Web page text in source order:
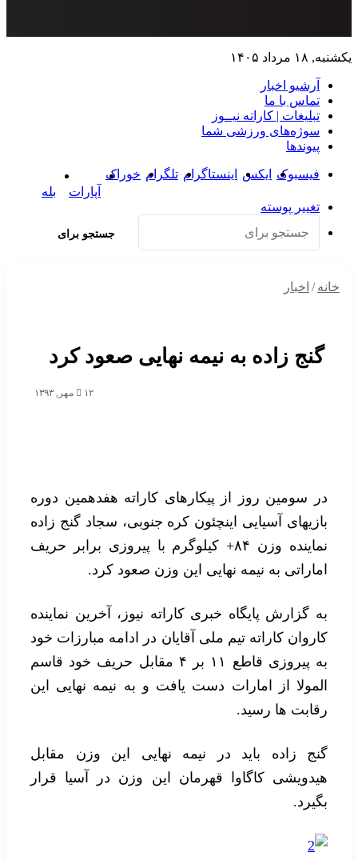
۱۸ مرداد ۱۴۰۵
آرشیو اخبار
تماس‌ با‌ ما
تبلیغات | کاراته نیــوز
سوژه‌های ورزشی شما
پیوندها
فیسبوک ایکس اینستاگرام تلگرام خوراک
آپارات
بله
تغییر پوسته
جستجو برای
خانه/اخبار
گنج زاده به نیمه نهایی صعود کرد
در سومین روز از پیکارهای کاراته هفدهمین دوره
بازیهای آسیایی اینچئون کره جنوبی، سجاد گنج زاده
نماینده وزن ۸۴+ کیلوگرم با پیروزی برابر حریف
اماراتی به نیمه نهایی این وزن صعود کرد.
به گزارش پایگاه خبری کاراته نیوز، آخرین نماینده
کاروان کاراته تیم ملی آقایان در ادامه مبارزات خود
به پیروزی قاطع ۱۱ بر ۴ مقابل حریف خود قاسم
المولا از امارات دست یافت و به نیمه نهایی این
رقابت ها رسید.
گنج زاده باید در نیمه نهایی این وزن مقابل
هیدویشی کاگاوا قهرمان این وزن در آسیا قرار
بگیرد.